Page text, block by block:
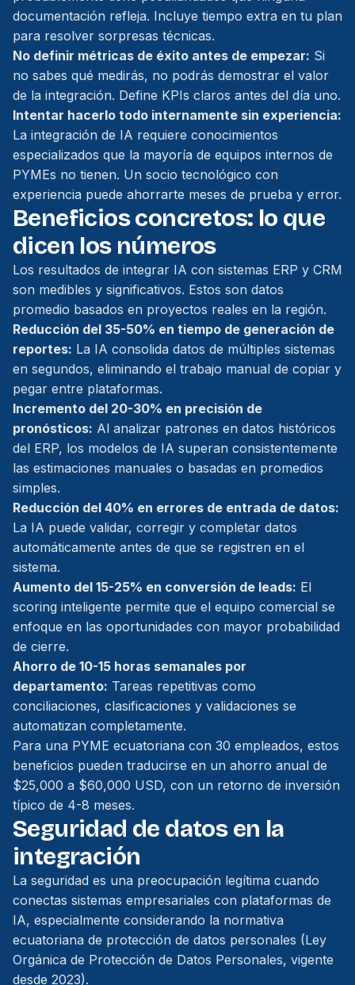
documentación refleja. Incluye tiempo extra en tu plan
para resolver sorpresas técnicas.
No definir métricas de éxito antes de empezar: Si
no sabes qué medirás, no podrás demostrar el valor
de la integración. Define KPIs claros antes del día uno.
Intentar hacerlo todo internamente sin experiencia:
La integración de IA requiere conocimientos
especializados que la mayoría de equipos internos de
PYMEs no tienen. Un socio tecnológico con
experiencia puede ahorrarte meses de prueba y error.
Beneficios concretos: lo que
dicen los números
Los resultados de integrar IA con sistemas ERP y CRM
son medibles y significativos. Estos son datos
promedio basados en proyectos reales en la región.
Reducción del 35-50% en tiempo de generación de
reportes: La IA consolida datos de múltiples sistemas
en segundos, eliminando el trabajo manual de copiar y
pegar entre plataformas.
Incremento del 20-30% en precisión de
pronósticos: Al analizar patrones en datos históricos
del ERP, los modelos de IA superan consistentemente
las estimaciones manuales o basadas en promedios
simples.
Reducción del 40% en errores de entrada de datos:
La IA puede validar, corregir y completar datos
automáticamente antes de que se registren en el
sistema.
Aumento del 15-25% en conversión de leads: El
scoring inteligente permite que el equipo comercial se
enfoque en las oportunidades con mayor probabilidad
de cierre.
Ahorro de 10-15 horas semanales por
departamento: Tareas repetitivas como
conciliaciones, clasificaciones y validaciones se
automatizan completamente.
Para una PYME ecuatoriana con 30 empleados, estos
beneficios pueden traducirse en un ahorro anual de
$25,000 a $60,000 USD, con un retorno de inversión
típico de 4-8 meses.
Seguridad de datos en la
integración
La seguridad es una preocupación legítima cuando
conectas sistemas empresariales con plataformas de
IA, especialmente considerando la normativa
ecuatoriana de protección de datos personales (Ley
Orgánica de Protección de Datos Personales, vigente
desde 2023).